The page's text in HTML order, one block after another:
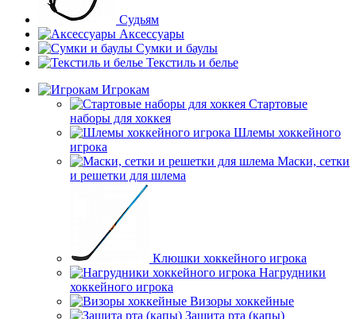
Судьям
Аксессуары
Сумки и баулы
Текстиль и белье
Игрокам
Стартовые
наборы для хоккея
Шлемы хоккейного
игрока
Маски, сетки
и решетки для шлема
Клюшки хоккейного игрока
Нагрудники
хоккейного игрока
Визоры хоккейные
Защита рта (капы)